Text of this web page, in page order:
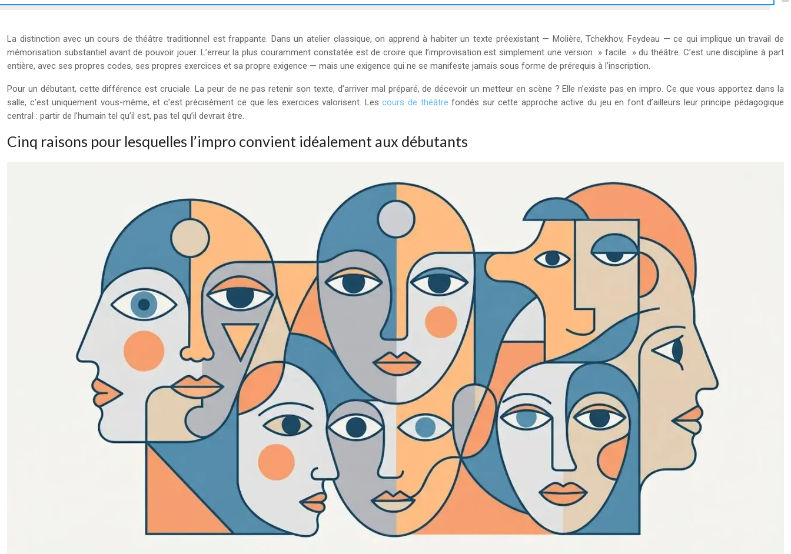
La distinction avec un cours de théâtre traditionnel est frappante. Dans un atelier classique, on apprend à habiter un texte préexistant — Molière, Tchekhov, Feydeau — ce qui implique un travail de
mémorisation substantiel avant de pouvoir jouer. L’erreur la plus couramment constatée est de croire que l’improvisation est simplement une version » facile » du théâtre. C’est une discipline à part
entière, avec ses propres codes, ses propres exercices et sa propre exigence — mais une exigence qui ne se manifeste jamais sous forme de prérequis à l’inscription.
Pour un débutant, cette différence est cruciale. La peur de ne pas retenir son texte, d’arriver mal préparé, de décevoir un metteur en scène ? Elle n’existe pas en impro. Ce que vous apportez dans la
salle, c’est uniquement vous-même, et c’est précisément ce que les exercices valorisent. Lescours de théâtre fondés sur cette approche active du jeu en font d’ailleurs leur principe pédagogique
central : partir de l’humain tel qu’il est, pas tel qu’il devrait être.
Cinq raisons pour lesquelles l’impro convient idéalement aux débutants